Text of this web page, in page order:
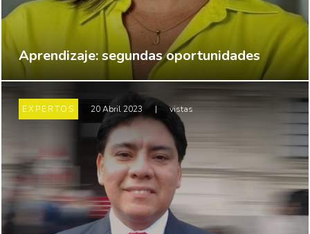
Aprendizaje: segundas oportunidades
EXPERTOS 20 Abril 2023 | vistas